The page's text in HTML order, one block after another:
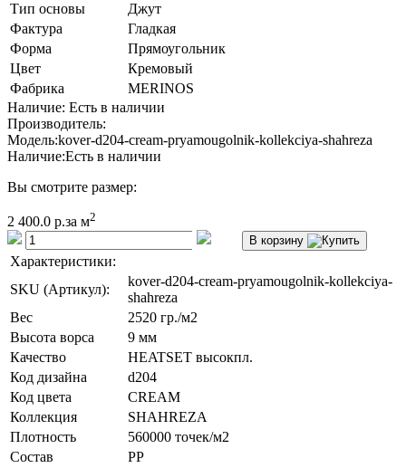
Тип основы
Джут
Фактура
Гладкая
Форма
Прямоугольник
Цвет
Кремовый
Фабрика
MERINOS
Наличие: Есть в наличии
Производитель:
Модель:kover-d204-cream-pryamougolnik-kollekciya-shahreza
Наличие:Есть в наличии
Вы смотрите размер:
2 400.0 р.за м2
В корзину
Характеристики:
SKU (Артикул):
kover-d204-cream-pryamougolnik-kollekciya-
shahreza
Вес
2520 гр./м2
Высота ворса
9 мм
Качество
HEATSET высокпл.
Код дизайна
d204
Код цвета
CREAM
Коллекция
SHAHREZA
Плотность
560000 точек/м2
Состав
PP